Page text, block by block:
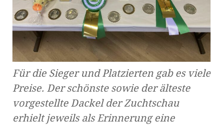
Für die Sieger und Platzierten gab es viele
Preise. Der schönste sowie der älteste
vorgestellte Dackel der Zuchtschau
erhielt jeweils als Erinnerung eine